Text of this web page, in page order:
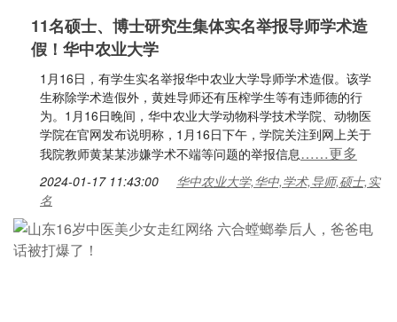
11名硕士、博士研究生集体实名举报导师学术造
假！华中农业大学
1月16日，有学生实名举报华中农业大学导师学术造假。该学
生称除学术造假外，黄姓导师还有压榨学生等有违师德的行
为。1月16日晚间，华中农业大学动物科学技术学院、动物医
学院在官网发布说明称，1月16日下午，学院关注到网上关于
我院教师黄某某涉嫌学术不端等问题的举报信息……更多
2024-01-17 11:43:00
华中农业大学,华中,学术,导师,硕士,实
名